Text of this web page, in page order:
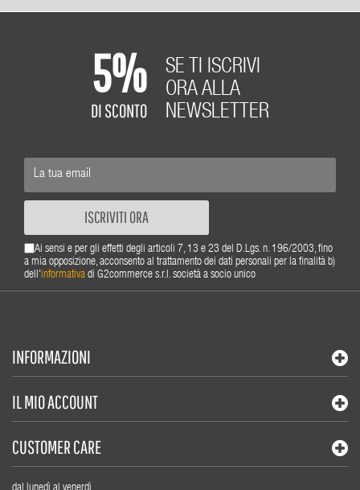
5%
DI SCONTO
SE TI ISCRIVI
ORA ALLA
NEWSLETTER
ISCRIVITI ORA
Ai sensi e per gli effetti degli articoli 7, 13 e 23 del D.Lgs. n. 196/2003, fino
a mia opposizione, acconsento al trattamento dei dati personali per la finalità b)
dell'informativa di G2commerce s.r.l. società a socio unico
INFORMAZIONI
IL MIO ACCOUNT
CUSTOMER CARE